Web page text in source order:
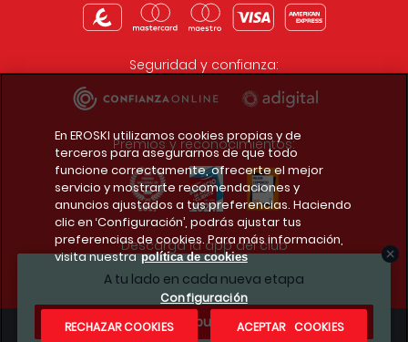
A tu lado en cada nueva etapa
¿Te apuntas?
Seguridad y confianza:
Premios y reconocimientos:
Descarga la app del club
En EROSKI utilizamos cookies propias y de
terceros para asegurarnos de que todo
funcione correctamente, ofrecerte el mejor
servicio y mostrarte recomendaciones y
anuncios ajustados a tus preferencias. Haciendo
clic en ‘Configuración’, podrás ajustar tus
preferencias de cookies. Para más información,
visita nuestra política de cookies
Configuración
RECHAZAR COOKIES
ACEPTAR COOKIES